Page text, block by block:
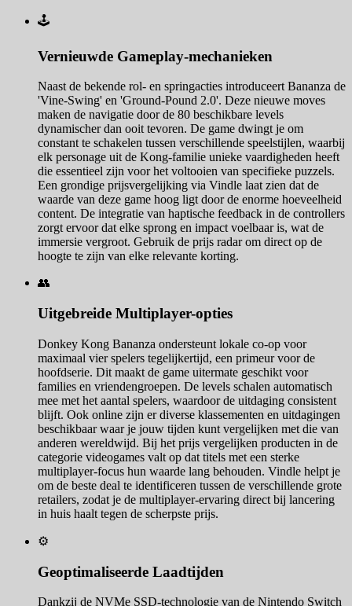
🕹️
Vernieuwde Gameplay-mechanieken
Naast de bekende rol- en springacties introduceert Bananza de
'Vine-Swing' en 'Ground-Pound 2.0'. Deze nieuwe moves
maken de navigatie door de 80 beschikbare levels
dynamischer dan ooit tevoren. De game dwingt je om
constant te schakelen tussen verschillende speelstijlen, waarbij
elk personage uit de Kong-familie unieke vaardigheden heeft
die essentieel zijn voor het voltooien van specifieke puzzels.
Een grondige prijsvergelijking via Vindle laat zien dat de
waarde van deze game hoog ligt door de enorme hoeveelheid
content. De integratie van haptische feedback in de controllers
zorgt ervoor dat elke sprong en impact voelbaar is, wat de
immersie vergroot. Gebruik de prijs radar om direct op de
hoogte te zijn van elke relevante korting.
👥
Uitgebreide Multiplayer-opties
Donkey Kong Bananza ondersteunt lokale co-op voor
maximaal vier spelers tegelijkertijd, een primeur voor de
hoofdserie. Dit maakt de game uitermate geschikt voor
families en vriendengroepen. De levels schalen automatisch
mee met het aantal spelers, waardoor de uitdaging consistent
blijft. Ook online zijn er diverse klassementen en uitdagingen
beschikbaar waar je jouw tijden kunt vergelijken met die van
anderen wereldwijd. Bij het prijs vergelijken producten in de
categorie videogames valt op dat titels met een sterke
multiplayer-focus hun waarde lang behouden. Vindle helpt je
om de beste deal te identificeren tussen de verschillende grote
retailers, zodat je de multiplayer-ervaring direct bij lancering
in huis haalt tegen de scherpste prijs.
⚙️
Geoptimaliseerde Laadtijden
Dankzij de NVMe SSD-technologie van de Nintendo Switch